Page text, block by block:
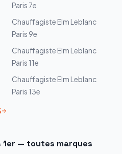
Paris 7e
Chauffagiste Elm Leblanc
Paris 9e
Chauffagiste Elm Leblanc
Paris 11e
Chauffagiste Elm Leblanc
Paris 13e
1er — toutes marques